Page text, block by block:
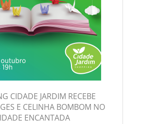
CIDADE JARDIM RECEBE
E CELINHA BOMBOM NO
ENCANTADA